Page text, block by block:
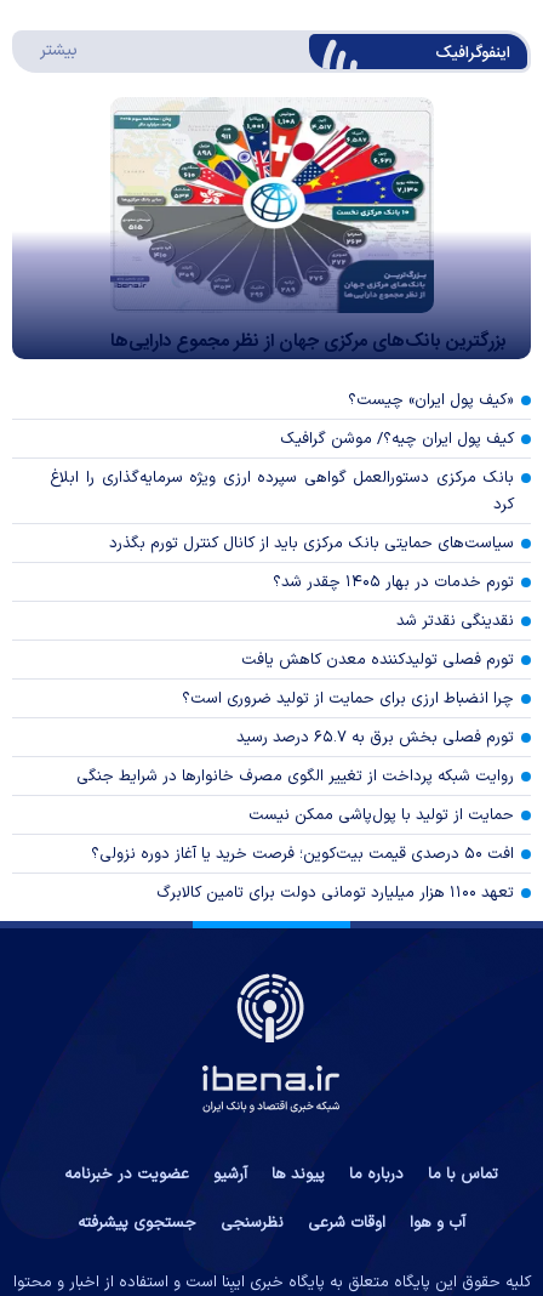
اینفوگرافیک بیشتر
بزرگترین بانک‌های مرکزی جهان از نظر مجموع دارایی‌ها
«کیف پول ایران» چیست؟
کیف پول ایران چیه؟/ موشن گرافیک
بانک مرکزی دستورالعمل گواهی سپرده ارزی ویژه سرمایه‌گذاری را ابلاغ
کرد
سیاست‌های حمایتی بانک مرکزی باید از کانال کنترل تورم بگذرد
تورم خدمات در بهار ۱۴۰۵ چقدر شد؟
نقدینگی نقدتر شد
تورم فصلی تولیدکننده معدن کاهش یافت
چرا انضباط ارزی برای حمایت از تولید ضروری است؟
تورم فصلی بخش برق به ۶۵.۷ درصد رسید
روایت شبکه پرداخت از تغییر الگوی مصرف خانوار‌ها در شرایط جنگی
حمایت از تولید با پول‌پاشی ممکن نیست
افت ۵۰ درصدی قیمت بیت‌کوین؛ فرصت خرید یا آغاز دوره نزولی؟
تعهد ۱۱۰۰ هزار میلیارد تومانی دولت برای تامین کالابرگ
تماس با ما درباره ما پیوند ها آرشیو
عضویت در خبرنامه
آب و هوا
اوقات شرعی نظرسنجی جستجوی پیشرفته
کلیه حقوق این پایگاه متعلق به پایگاه خبری ایبِنا است و استفاده از اخبار و محتوا